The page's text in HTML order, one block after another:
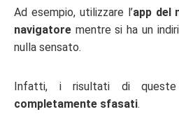
Ad esempio, utilizzare l’app del
navigatore mentre si ha un
nulla sensato.
Infatti, i risultati di queste
completamente sfasati.